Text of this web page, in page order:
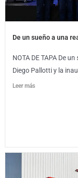
De un sueño a una
NOTA DE TAPA De
Diego Pallotti y la
Leer más